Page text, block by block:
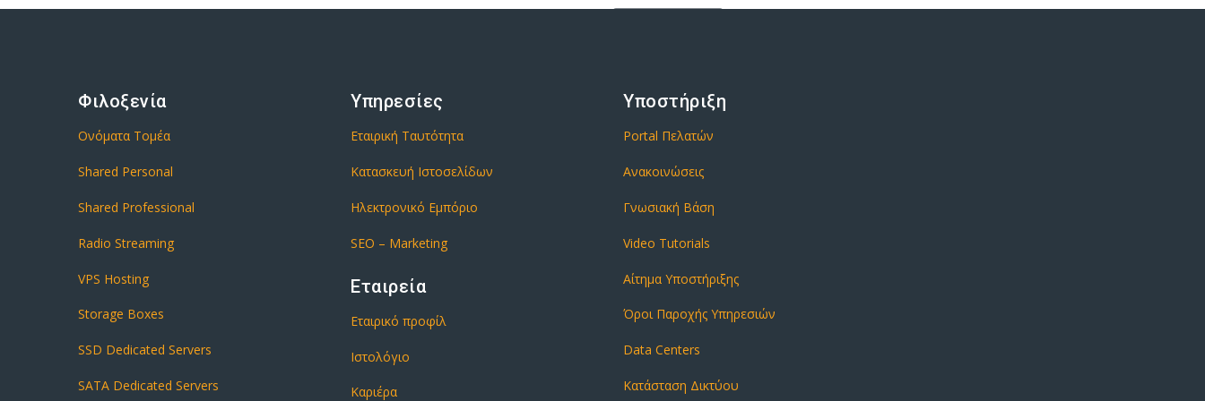
Φιλοξενία
Ονόματα Τομέα
Shared Personal
Shared Professional
Radio Streaming
VPS Hosting
Storage Boxes
SSD Dedicated Servers
SATA Dedicated Servers
Υπηρεσίες
Εταιρική Ταυτότητα
Κατασκευή Ιστοσελίδων
Ηλεκτρονικό Εμπόριο
SEO – Marketing
Εταιρεία
Εταιρικό προφίλ
Ιστολόγιο
Καριέρα
Υποστήριξη
Portal Πελατών
Ανακοινώσεις
Γνωσιακή Βάση
Video Tutorials
Αίτημα Υποστήριξης
Όροι Παροχής Υπηρεσιών
Data Centers
Κατάσταση Δικτύου